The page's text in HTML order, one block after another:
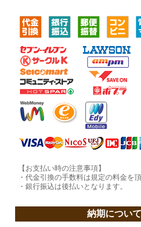
【お支払い時の注意事項】
・代金引換の手数料は規定の料金を
・銀行振込は後払いとなります。
納期について